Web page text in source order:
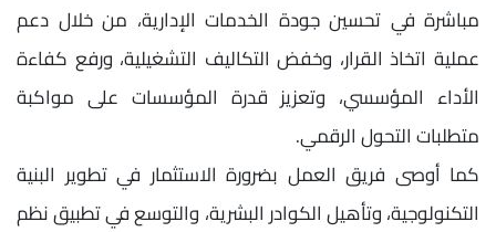
مباشرة في تحسين جودة الخدمات الإدارية، من خلال دعم
عملية اتخاذ القرار، وخفض التكاليف التشغيلية، ورفع كفاءة
الأداء المؤسسي، وتعزيز قدرة المؤسسات على مواكبة
متطلبات التحول الرقمي.
كما أوصى فريق العمل بضرورة الاستثمار في تطوير البنية
التكنولوجية، وتأهيل الكوادر البشرية، والتوسع في تطبيق نظم